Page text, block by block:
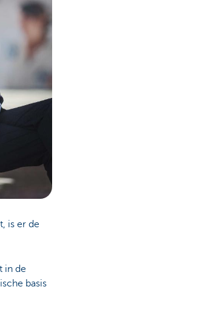
is er de
in de
basis